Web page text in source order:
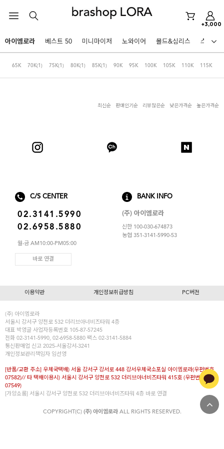
+3,000
HOT KEYWORDS
르미스떼르
아이엠로라
르미스떼르
아이엠로라
르미스떼르
아이엠로라 베스트 50 미니마이저 노와이어 몰드&심리스 스포츠
65K 70K(1) 75K(1) 80K(1) 85K(1) 90K 95K 100K 105K 110K 115K
최신순 판매인기순 리뷰많은순 낮은가격순 높은가격순
C/S CENTER
02.3141.5990
02.6958.5880
월-금 AM10:00-PM05:00
바로 연결
BANK INFO
(주) 아이엠로라
신한 100-030-674873
농협 351-3141-5990-53
이용약관 개인정보취급방침 PC버전
(주) 아이엠로라
서울시 강서구 양천로 532 더리브아너비즈타워 4층
대표 박영글 사업자등록번호 105-87-57245
전화 02-3141-5990, 02-6958-5880 팩스 02-3141-5884
통신판매업 신고 2025-서울강서-3241
개인정보관리책임자 임선영
[반품/교환 주소] 우체국택배) 서울 강서구 강서로 448 강서우체국소포실 아이엠로라(우편번호
07582)// 타 택배이용시) 서울시 강서구 양천로 532 더리브아너비즈타워 415호 (우편번호
07549)
[가양쇼룸] 서울시 강서구 양천로 532 더리브아너비즈타워 4층 바로 연결
COPYRIGHT(C) (주) 아이엠로라ALL RIGHTS RESERVED.